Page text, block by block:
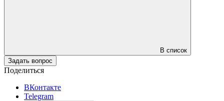
В список
Задать вопрос
Поделиться
ВКонтакте
Telegram